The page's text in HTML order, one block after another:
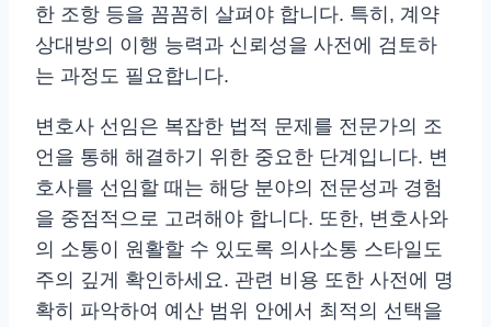
한 조항 등을 꼼꼼히 살펴야 합니다. 특히, 계약
상대방의 이행 능력과 신뢰성을 사전에 검토하
는 과정도 필요합니다.
변호사 선임은 복잡한 법적 문제를 전문가의 조
언을 통해 해결하기 위한 중요한 단계입니다. 변
호사를 선임할 때는 해당 분야의 전문성과 경험
을 중점적으로 고려해야 합니다. 또한, 변호사와
의 소통이 원활할 수 있도록 의사소통 스타일도
주의 깊게 확인하세요. 관련 비용 또한 사전에 명
확히 파악하여 예산 범위 안에서 최적의 선택을